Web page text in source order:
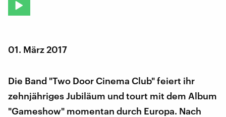
01. März 2017
Die Band "Two Door Cinema Club" feiert ihr
zehnjähriges Jubiläum und tourt mit dem Album
"Gameshow" momentan durch Europa. Nach